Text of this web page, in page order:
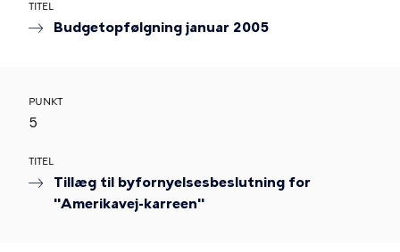
TITEL
Budgetopfølgning januar 2005
PUNKT
5
TITEL
Tillæg til byfornyelsesbeslutning for
"Amerikavej-karreen"